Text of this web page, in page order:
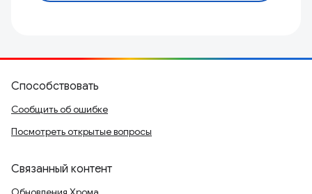
Способствовать
Сообщить об ошибке
Посмотреть открытые вопросы
Связанный контент